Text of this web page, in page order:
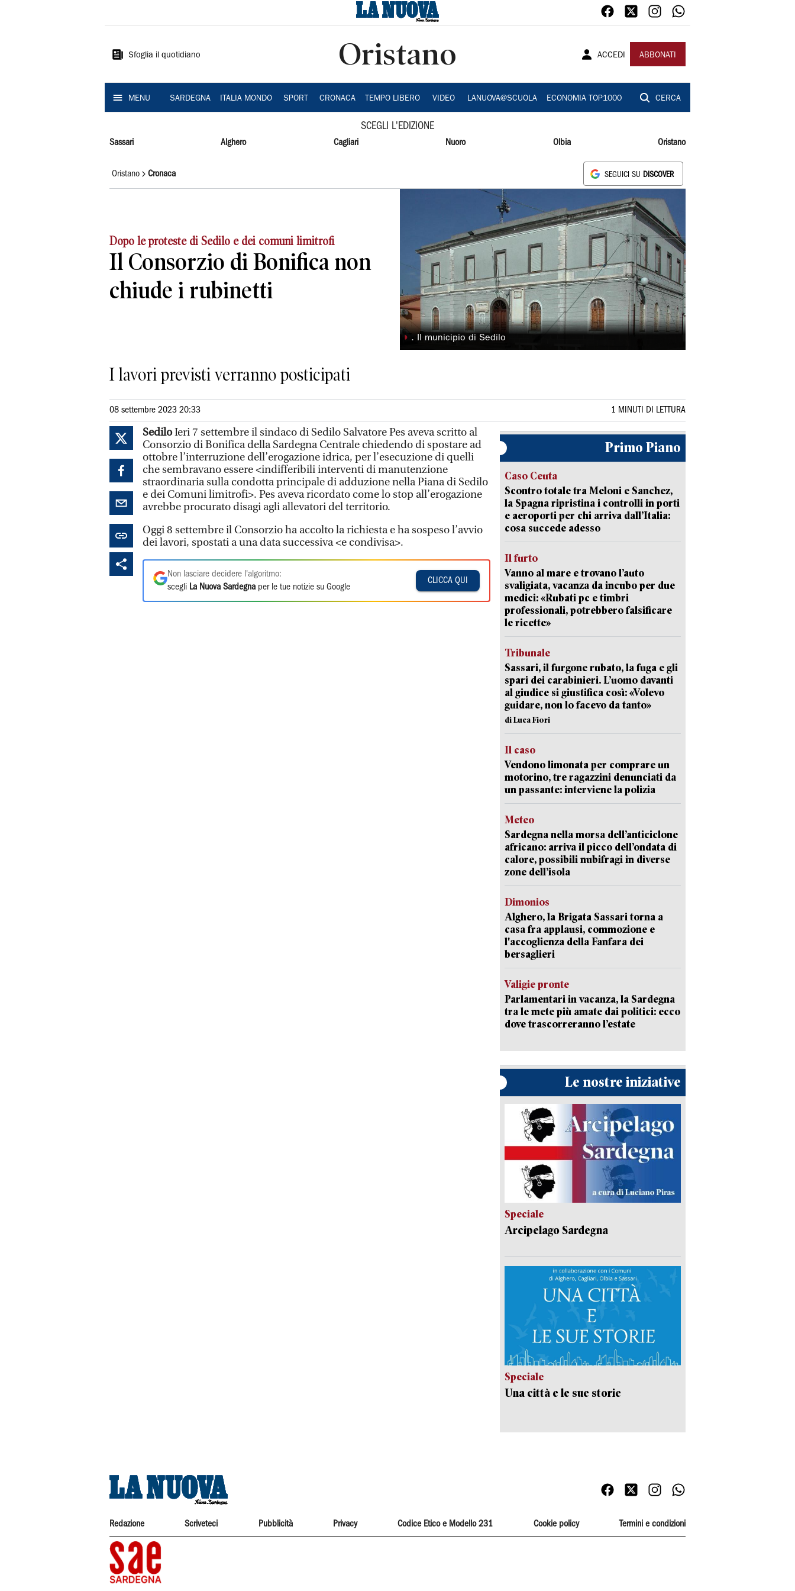
Sardegna
Sfoglia il quotidiano Oristano ACCEDI ABBONATI
MENU SARDEGNA ITALIA MONDO SPORT CRONACA TEMPO LIBERO VIDEO LANUOVA@SCUOLA ECONOMIA TOP1000 CERCA
SCEGLI L'EDIZIONE
Sassari Alghero Cagliari Nuoro Olbia Oristano
Oristano Cronaca SEGUICI SU DISCOVER
Dopo le proteste di Sedilo e dei comuni limitrofi
Il Consorzio di Bonifica non
chiude i rubinetti
◗ . Il municipio di Sedilo
I lavori previsti verranno posticipati
08 settembre 2023 20:33 1 MINUTI DI LETTURA
SediloIeri 7 settembre il sindaco di Sedilo Salvatore Pes aveva scritto al
Consorzio di Bonifica della Sardegna Centrale chiedendo di spostare ad
ottobre l’interruzione dell’erogazione idrica, per l’esecuzione di quelli
che sembravano essere <indifferibili interventi di manutenzione
straordinaria sulla condotta principale di adduzione nella Piana di Sedilo
e dei Comuni limitrofi>. Pes aveva ricordato come lo stop all’erogazione
avrebbe procurato disagi agli allevatori del territorio.
Oggi 8 settembre il Consorzio ha accolto la richiesta e ha sospeso l’avvio
dei lavori, spostati a una data successiva <e condivisa>.
Non lasciare decidere l'algoritmo:
scegli La Nuova Sardegna per le tue notizie su Google
CLICCA QUI
Primo Piano
Caso Ceuta
Scontro totale tra Meloni e Sanchez,
la Spagna ripristina i controlli in porti
e aeroporti per chi arriva dall’Italia:
cosa succede adesso
Il furto
Vanno al mare e trovano l’auto
svaligiata, vacanza da incubo per due
medici: «Rubati pc e timbri
professionali, potrebbero falsificare
le ricette»
Tribunale
Sassari, il furgone rubato, la fuga e gli
spari dei carabinieri. L’uomo davanti
al giudice si giustifica così: «Volevo
guidare, non lo facevo da tanto»
di Luca Fiori
Il caso
Vendono limonata per comprare un
motorino, tre ragazzini denunciati da
un passante: interviene la polizia
Meteo
Sardegna nella morsa dell’anticiclone
africano: arriva il picco dell’ondata di
calore, possibili nubifragi in diverse
zone dell’isola
Dimonios
Alghero, la Brigata Sassari torna a
casa fra applausi, commozione e
l'accoglienza della Fanfara dei
bersaglieri
Valigie pronte
Parlamentari in vacanza, la Sardegna
tra le mete più amate dai politici: ecco
dove trascorreranno l’estate
Le nostre iniziative
Speciale
Arcipelago Sardegna
Speciale
Una città e le sue storie
Redazione Scriveteci Pubblicità Privacy Codice Etico e Modello 231 Cookie policy Termini e condizioni